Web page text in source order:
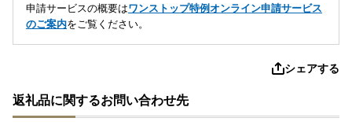
申請サービスの概要はワンストップ特例オンライン申請サービス
のご案内をご覧ください。
シェアする
返礼品に関するお問い合わせ先